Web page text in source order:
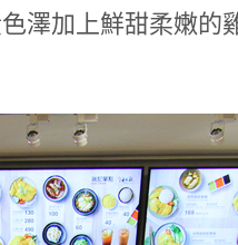
澤加上鮮甜柔嫩的